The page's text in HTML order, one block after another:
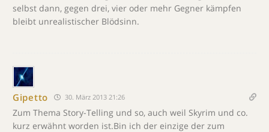
selbst dann, gegen drei, vier oder mehr Gegner kämpfen
bleibt unrealistischer Blödsinn.
Gipetto 30. März 2013 21:26
Zum Thema Story-Telling und so, auch weil Skyrim und co.
kurz erwähnt worden ist.Bin ich der einzige der zum